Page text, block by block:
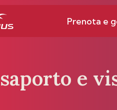
Prenota e
e